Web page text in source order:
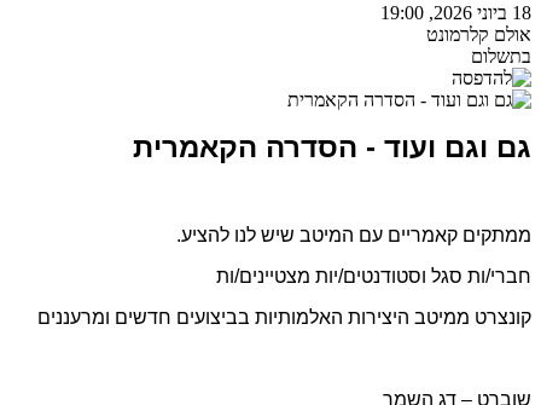
18 ביוני 2026, 19:00
אולם קלרמונט
בתשלום
גם וגם ועוד - הסדרה הקאמרית
ממתקים קאמריים עם המיטב שיש לנו להציע.
חברי/ות סגל וסטודנטים/יות מצטיינים/ות
קונצרט ממיטב היצירות האלמותיות בביצועים חדשים ומרעננים
שוברט – דג השמך